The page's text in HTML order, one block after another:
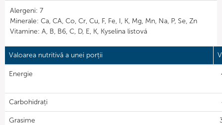
Alergeni: 7
Minerale: Ca, CA, Co, Cr, Cu, F, Fe, I, K, Mg, Mn, Na, P, Se, Zn
Vitamine: A, B, B6, C, D, E, K, Kyselina listová
Valoarea nutritivă a unei porții
Energie
Carbohidrați
Grasime